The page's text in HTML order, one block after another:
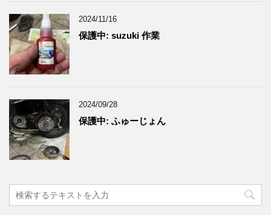
2024/11/16
保護中: suzuki 作業
2024/09/28
保護中: ふゅーじょん